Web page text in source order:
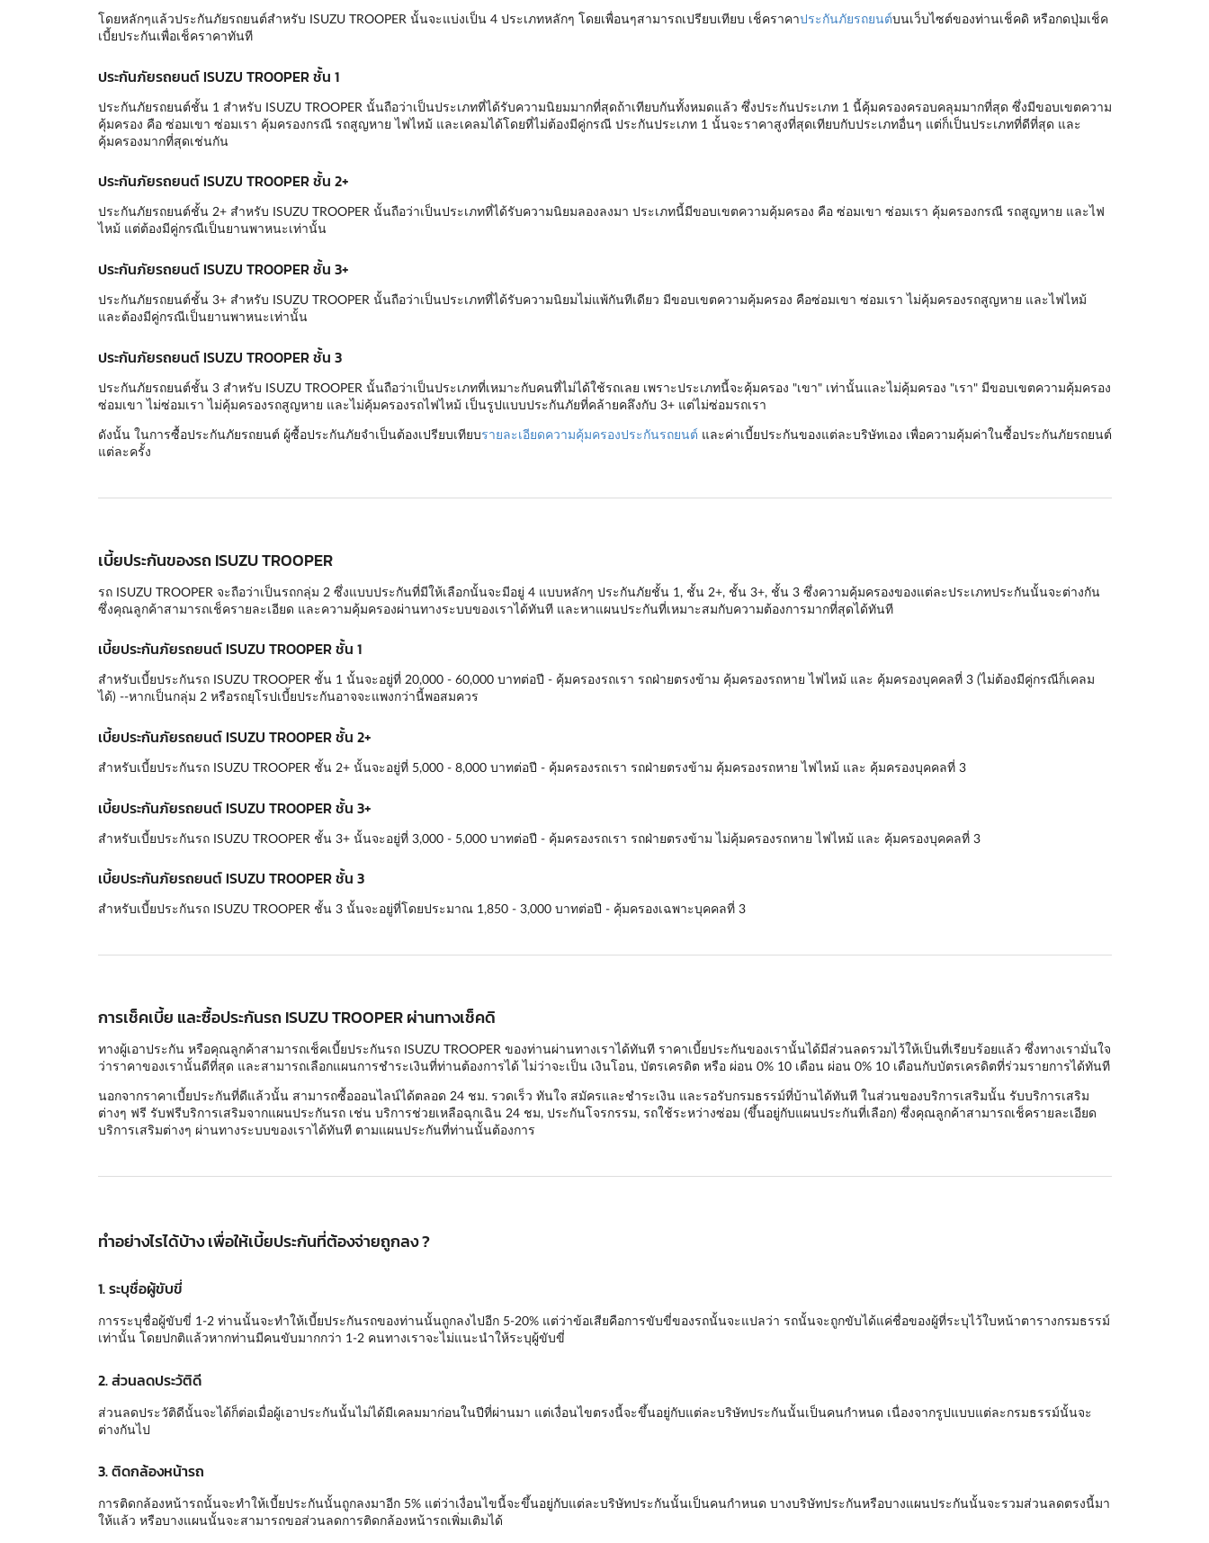
โดยหลักๆแล้วประกันภัยรถยนต์สำหรับ ISUZU TROOPER นั้นจะแบ่งเป็น 4 ประเภทหลักๆ โดยเพื่อนๆสามารถเปรียบเทียบ เช็คราคาประกันภัยรถยนต์บนเว็บไซต์ของท่านเช็คดิ หรือกดปุ่มเช็ค
เบี้ยประกันเพื่อเช็คราคาทันที
ประกันภัยรถยนต์ ISUZU TROOPER ชั้น 1
ประกันภัยรถยนต์ชั้น 1 สำหรับ ISUZU TROOPER นั้นถือว่าเป็นประเภทที่ได้รับความนิยมมากที่สุดถ้าเทียบกันทั้งหมดแล้ว ซึ่งประกันประเภท 1 นี้คุ้มครองครอบคลุมมากที่สุด ซึ่งมีขอบเขตความ
คุ้มครอง คือ ซ่อมเขา ซ่อมเรา คุ้มครองกรณี รถสูญหาย ไฟไหม้ และเคลมได้โดยที่ไม่ต้องมีคู่กรณี ประกันประเภท 1 นั้นจะราคาสูงที่สุดเทียบกับประเภทอื่นๆ แต่ก็เป็นประเภทที่ดีที่สุด และ
คุ้มครองมากที่สุดเช่นกัน
ประกันภัยรถยนต์ ISUZU TROOPER ชั้น 2+
ประกันภัยรถยนต์ชั้น 2+ สำหรับ ISUZU TROOPER นั้นถือว่าเป็นประเภทที่ได้รับความนิยมลองลงมา ประเภทนี้มีขอบเขตความคุ้มครอง คือ ซ่อมเขา ซ่อมเรา คุ้มครองกรณี รถสูญหาย และไฟ
ไหม้ แต่ต้องมีคู่กรณีเป็นยานพาหนะเท่านั้น
ประกันภัยรถยนต์ ISUZU TROOPER ชั้น 3+
ประกันภัยรถยนต์ชั้น 3+ สำหรับ ISUZU TROOPER นั้นถือว่าเป็นประเภทที่ได้รับความนิยมไม่แพ้กันทีเดียว มีขอบเขตความคุ้มครอง คือซ่อมเขา ซ่อมเรา ไม่คุ้มครองรถสูญหาย และไฟไหม้
และต้องมีคู่กรณีเป็นยานพาหนะเท่านั้น
ประกันภัยรถยนต์ ISUZU TROOPER ชั้น 3
ประกันภัยรถยนต์ชั้น 3 สำหรับ ISUZU TROOPER นั้นถือว่าเป็นประเภทที่เหมาะกับคนที่ไม่ได้ใช้รถเลย เพราะประเภทนี้จะคุ้มครอง "เขา" เท่านั้นและไม่คุ้มครอง "เรา" มีขอบเขตความคุ้มครอง
ซ่อมเขา ไม่ซ่อมเรา ไม่คุ้มครองรถสูญหาย และไม่คุ้มครองรถไฟไหม้ เป็นรูปแบบประกันภัยที่คล้ายคลึงกับ 3+ แต่ไม่ซ่อมรถเรา
ดังนั้น ในการซื้อประกันภัยรถยนต์ ผู้ซื้อประกันภัยจำเป็นต้องเปรียบเทียบรายละเอียดความคุ้มครองประกันรถยนต์ และค่าเบี้ยประกันของแต่ละบริษัทเอง เพื่อความคุ้มค่าในซื้อประกันภัยรถยนต์
แต่ละครั้ง
เบี้ยประกันของรถ ISUZU TROOPER
รถ ISUZU TROOPER จะถือว่าเป็นรถกลุ่ม 2 ซึ่งแบบประกันที่มีให้เลือกนั้นจะมีอยู่ 4 แบบหลักๆ ประกันภัยชั้น 1, ชั้น 2+, ชั้น 3+, ชั้น 3ซึ่งความคุ้มครองของแต่ละประเภทประกันนั้นจะต่างกัน
ซึ่งคุณลูกค้าสามารถเช็ครายละเอียด และความคุ้มครองผ่านทางระบบของเราได้ทันที และหาแผนประกันที่เหมาะสมกับความต้องการมากที่สุดได้ทันที
เบี้ยประกันภัยรถยนต์ ISUZU TROOPER ชั้น 1
สำหรับเบี้ยประกันรถ ISUZU TROOPER ชั้น 1 นั้นจะอยู่ที่ 20,000 - 60,000 บาทต่อปี - คุ้มครองรถเรา รถฝ่ายตรงข้าม คุ้มครองรถหาย ไฟไหม้ และ คุ้มครองบุคคลที่ 3 (ไม่ต้องมีคู่กรณีก็เคลม
ได้) --หากเป็นกลุ่ม 2 หรือรถยุโรปเบี้ยประกันอาจจะแพงกว่านี้พอสมควร
เบี้ยประกันภัยรถยนต์ ISUZU TROOPER ชั้น 2+
สำหรับเบี้ยประกันรถ ISUZU TROOPER ชั้น 2+ นั้นจะอยู่ที่ 5,000 - 8,000 บาทต่อปี - คุ้มครองรถเรา รถฝ่ายตรงข้าม คุ้มครองรถหาย ไฟไหม้ และ คุ้มครองบุคคลที่ 3
เบี้ยประกันภัยรถยนต์ ISUZU TROOPER ชั้น 3+
สำหรับเบี้ยประกันรถ ISUZU TROOPER ชั้น 3+ นั้นจะอยู่ที่ 3,000 - 5,000 บาทต่อปี - คุ้มครองรถเรา รถฝ่ายตรงข้าม ไม่คุ้มครองรถหาย ไฟไหม้ และ คุ้มครองบุคคลที่ 3
เบี้ยประกันภัยรถยนต์ ISUZU TROOPER ชั้น 3
สำหรับเบี้ยประกันรถ ISUZU TROOPER ชั้น 3 นั้นจะอยู่ที่โดยประมาณ 1,850 - 3,000 บาทต่อปี - คุ้มครองเฉพาะบุคคลที่ 3
การเช็คเบี้ย และซื้อประกันรถ ISUZU TROOPER ผ่านทางเช็คดิ
ทางผู้เอาประกัน หรือคุณลูกค้าสามารถเช็คเบี้ยประกันรถ ISUZU TROOPER ของท่านผ่านทางเราได้ทันที ราคาเบี้ยประกันของเรานั้นได้มีส่วนลดรวมไว้ให้เป็นที่เรียบร้อยแล้ว ซึ่งทางเรามั่นใจ
ว่าราคาของเรานั้นดีที่สุด และสามารถเลือกแผนการชำระเงินที่ท่านต้องการได้ ไม่ว่าจะเป็น เงินโอน, บัตรเครดิต หรือ ผ่อน 0% 10 เดือน ผ่อน 0% 10 เดือนกับบัตรเครดิตที่ร่วมรายการได้ทันที
นอกจากราคาเบี้ยประกันที่ดีแล้วนั้น สามารถซื้อออนไลน์ได้ตลอด 24 ชม. รวดเร็ว ทันใจ สมัครและชำระเงิน และรอรับกรมธรรม์ที่บ้านได้ทันที ในส่วนของบริการเสริมนั้น รับบริการเสริม
ต่างๆ ฟรี รับฟรีบริการเสริมจากแผนประกันรถ เช่น บริการช่วยเหลือฉุกเฉิน 24 ชม, ประกันโจรกรรม, รถใช้ระหว่างซ่อม (ขึ้นอยู่กับแผนประกันที่เลือก) ซึ่งคุณลูกค้าสามารถเช็ครายละเอียด
บริการเสริมต่างๆ ผ่านทางระบบของเราได้ทันที ตามแผนประกันที่ท่านนั้นต้องการ
ทำอย่างไรได้บ้าง เพื่อให้เบี้ยประกันที่ต้องจ่ายถูกลง ?
1. ระบุชื่อผู้ขับขี่
การระบุชื่อผู้ขับขี่ 1-2 ท่านนั้นจะทำให้เบี้ยประกันรถของท่านนั้นถูกลงไปอีก 5-20% แต่ว่าข้อเสียคือการขับขี่ของรถนั้นจะแปลว่า รถนั้นจะถูกขับได้แค่ชื่อของผู้ที่ระบุไว้ใบหน้าตารางกรมธรรม์
เท่านั้น โดยปกติแล้วหากท่านมีคนขับมากกว่า 1-2 คนทางเราจะไม่แนะนำให้ระบุผู้ขับขี่
2. ส่วนลดประวัติดี
ส่วนลดประวัติดีนั้นจะได้ก็ต่อเมื่อผู้เอาประกันนั้นไม่ได้มีเคลมมาก่อนในปีที่ผ่านมา แต่เงื่อนไขตรงนี้จะขึ้นอยู่กับแต่ละบริษัทประกันนั้นเป็นคนกำหนด เนื่องจากรูปแบบแต่ละกรมธรรม์นั้นจะ
ต่างกันไป
3. ติดกล้องหน้ารถ
การติดกล้องหน้ารถนั้นจะทำให้เบี้ยประกันนั้นถูกลงมาอีก 5% แต่ว่าเงื่อนไขนี้จะขึ้นอยู่กับแต่ละบริษัทประกันนั้นเป็นคนกำหนด บางบริษัทประกันหรือบางแผนประกันนั้นจะรวมส่วนลดตรงนี้มา
ให้แล้ว หรือบางแผนนั้นจะสามารถขอส่วนลดการติดกล้องหน้ารถเพิ่มเติมได้